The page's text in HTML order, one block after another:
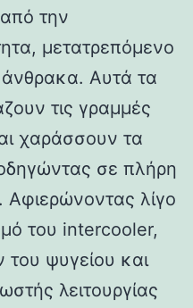
την
μετατρεπόμενο
Αυτά τα
τις γραμμές
χαράσσουν τα
σε πλήρη
λίγο
του intercooler,
ψυγείου και
λειτουργίας